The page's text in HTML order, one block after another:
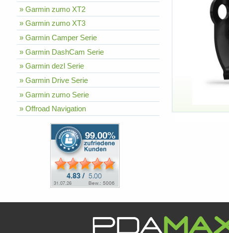
» Garmin zumo XT2
» Garmin zumo XT3
» Garmin Camper Serie
» Garmin DashCam Serie
» Garmin dezl Serie
» Garmin Drive Serie
» Garmin zumo Serie
» Offroad Navigation